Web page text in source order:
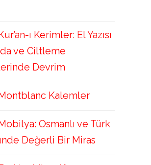
ı Kerimler: El Yazısı
ve Ciltleme
Devrim
Kalemler
Osmanlı ve Türk
Değerli Bir Miras